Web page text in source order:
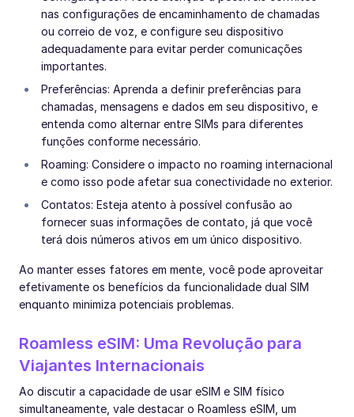
nas configurações de encaminhamento de chamadas
ou correio de voz, e configure seu dispositivo
adequadamente para evitar perder comunicações
importantes.
Preferências: Aprenda a definir preferências para
chamadas, mensagens e dados em seu dispositivo, e
entenda como alternar entre SIMs para diferentes
funções conforme necessário.
Roaming: Considere o impacto no roaming internacional
e como isso pode afetar sua conectividade no exterior.
Contatos: Esteja atento à possível confusão ao
fornecer suas informações de contato, já que você
terá dois números ativos em um único dispositivo.
Ao manter esses fatores em mente, você pode aproveitar
efetivamente os benefícios da funcionalidade dual SIM
enquanto minimiza potenciais problemas.
Roamless eSIM: Uma Revolução para
Viajantes Internacionais
Ao discutir a capacidade de usar eSIM e SIM físico
simultaneamente, vale destacar o Roamless eSIM, um